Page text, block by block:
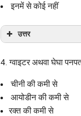
इनमें से कोई नहीं
उत्तर
4. ग्वाइटर अथवा घेघा
चीनी की कमी से
आयोडीन की कमी से
रक्त की कमी से